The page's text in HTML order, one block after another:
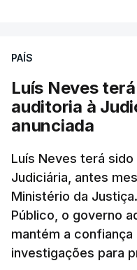
quanto à
cidadãos adultos
tiverem filhos
prazo de 60 dias, os
libertados,ainda
tenham sido
competentes”,
“Isto é de uma
PAÍS
Luís Neves
auditoria à
anunciada
Luís Neves terá
Judiciária, antes
Ministério da
Público, o governo
mantém a
investigações para